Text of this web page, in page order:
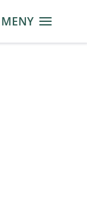
MENY